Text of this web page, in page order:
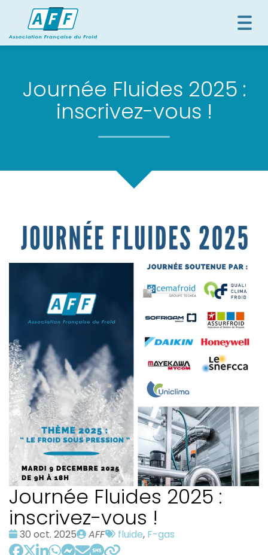
Journée Fluides 2025 :
inscrivez-vous !
Journée Fluides 2025 :
inscrivez-vous !
Date
:
30 oct. 2025
Publié
par
AFF
Tags
:
fluide, F-gas